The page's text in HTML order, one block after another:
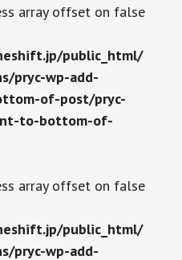
array offset on false
public_html/
pryc-wp-add-
of-post/pryc-
to-bottom-of-
array offset on false
public_html/
pryc-wp-add-